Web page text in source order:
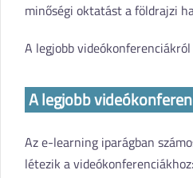
minőségi oktatást a földrajzi
A legjobb videókonferenciákról
A legjobb
Az e-learning iparágban
létezik a videókonferenciákhoz: